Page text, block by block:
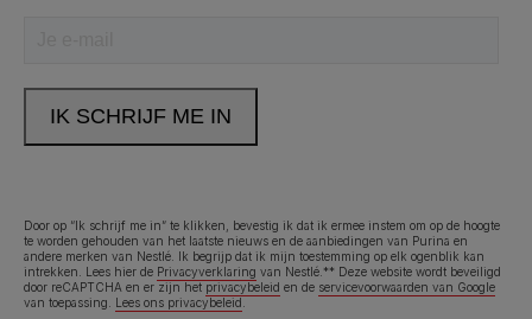
Door op “Ik schrijf me in” te klikken, bevestig ik dat ik ermee instem om op de hoogte
te worden gehouden van het laatste nieuws en de aanbiedingen van Purina en
andere merken van Nestlé. Ik begrijp dat ik mijn toestemming op elk ogenblik kan
intrekken. Lees hier de Privacyverklaring van Nestlé.** Deze website wordt beveiligd
door reCAPTCHA en er zijn het privacybeleid en de servicevoorwaarden van Google
van toepassing.
Lees ons privacybeleid